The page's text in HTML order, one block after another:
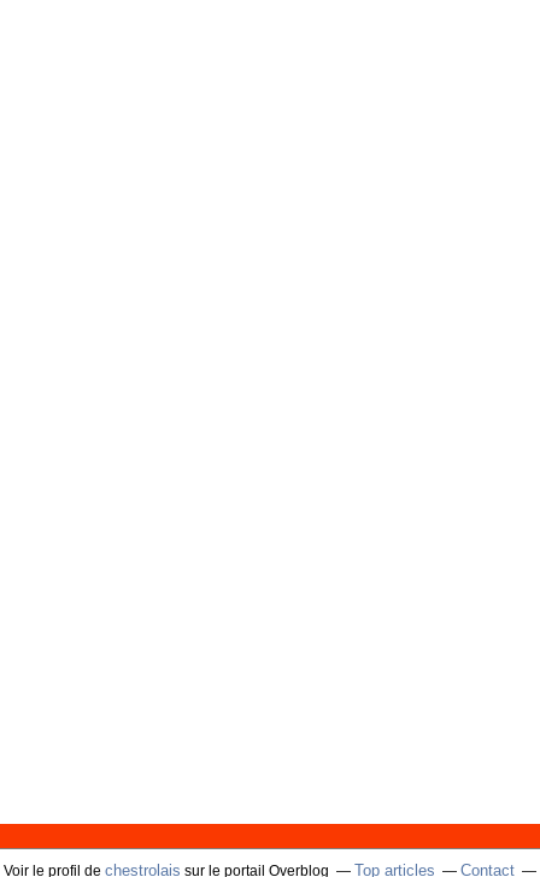
Voir le profil de chestrolais sur le portail Overblog Top articles Contact